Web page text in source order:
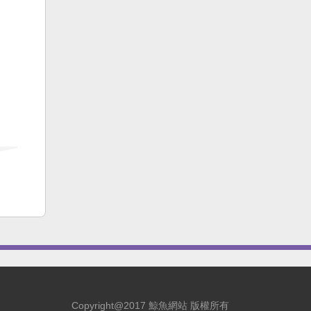
Copyright@2017 鯨魚網站 版權所有